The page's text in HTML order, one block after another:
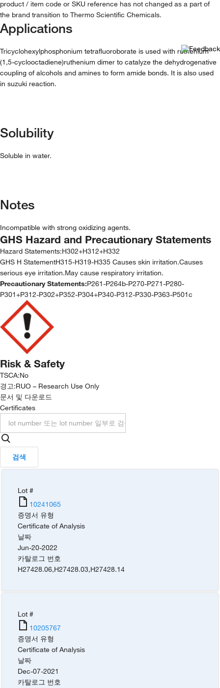
product / item code or SKU reference has not changed as a part of
the brand transition to Thermo Scientific Chemicals.
Applications
Tricyclohexylphosphonium tetrafluoroborate is used with ruthenium
(1,5-cyclooctadiene)ruthenium dimer to catalyze the dehydrogenative
coupling of alcohols and amines to form amide bonds. It is also used
in suzuki reaction.
Solubility
Soluble in water.
Notes
Incompatible with strong oxidizing agents.
GHS Hazard and Precautionary Statements
Hazard Statements:H302+H312+H332
GHS H StatementH315-H319-H335 Causes skin irritation.Causes
serious eye irritation.May cause respiratory irritation.
Precautionary Statements:P261-P264b-P270-P271-P280-
P301+P312-P302+P352-P304+P340-P312-P330-P363-P501c
Risk & Safety
TSCA:No
경고:RUO – Research Use Only
문서 및 다운로드
Certificates
검색
Lot #
10241065
증명서 유형
Certificate of Analysis
날짜
Jun-20-2022
카탈로그 번호
H27428.06,H27428.03,H27428.14
Lot #
10205767
증명서 유형
Certificate of Analysis
날짜
Dec-07-2021
카탈로그 번호